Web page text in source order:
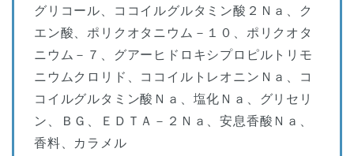
グリコール、ココイルグルタミン酸２Ｎａ、ク
エン酸、ポリクオタニウム－１０、ポリクオタ
ニウム－７、グアーヒドロキシプロピルトリモ
ニウムクロリド、ココイルトレオニンＮａ、コ
コイルグルタミン酸Ｎａ、塩化Ｎａ、グリセリ
ン、ＢＧ、ＥＤＴＡ－２Ｎａ、安息香酸Ｎａ、
香料、カラメル